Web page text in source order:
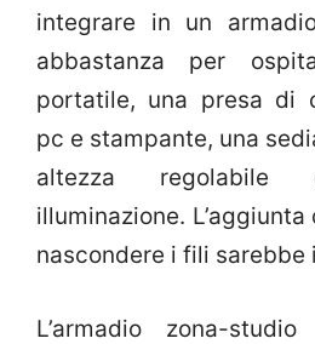
integrare in un
abbastanza per
portatile, una presa di
pc e stampante, una
altezza regolabile
illuminazione.
nascondere i fili sarebbe
L’armadio zona-